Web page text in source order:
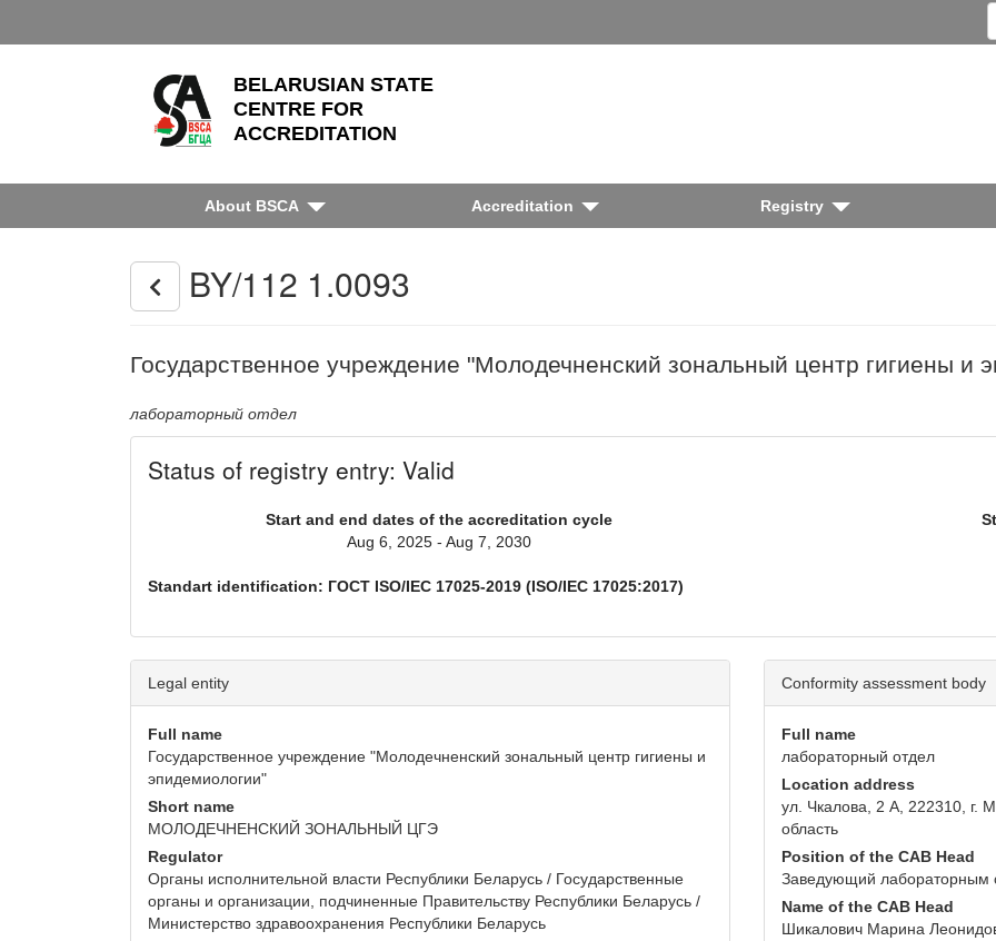
BELARUSIAN STATE
CENTRE FOR
ACCREDITATION
About BSCA Accreditation Registry
BY/112 1.0093
Государственное учреждение "Молодечненский зональный центр гигиены и
лабораторный отдел
Status of registry entry: Valid
Start and end dates of the accreditation cycle
Aug 6, 2025 - Aug 7, 2030
Standart identification: ГОСТ ISO/IEC 17025-2019 (ISO/IEC 17025:2017)
Legal entity
Full name
Государственное учреждение "Молодечненский зональный центр гигиены и
эпидемиологии"
Short name
МОЛОДЕЧНЕНСКИЙ ЗОНАЛЬНЫЙ ЦГЭ
Regulator
Органы исполнительной власти Республики Беларусь / Государственные
органы и организации, подчиненные Правительству Республики Беларусь /
Министерство здравоохранения Республики Беларусь
Conformity assessment body
Full name
лабораторный отдел
Location address
ул. Чкалова, 2 А, 222310, г.
область
Position of the CAB Head
Заведующий лабораторным
Name of the CAB Head
Шикалович Марина